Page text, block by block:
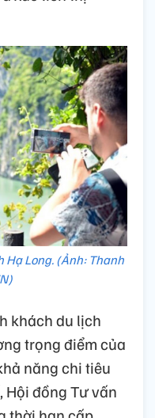
Long. (Ảnh: Thanh
khách du lịch
trọng điểm của
năng chi tiêu
Hội đồng Tư vấn